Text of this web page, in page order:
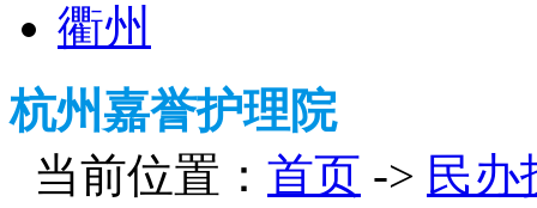
衢州
杭州嘉誉护理院
当前位置： 首页 -> 民办